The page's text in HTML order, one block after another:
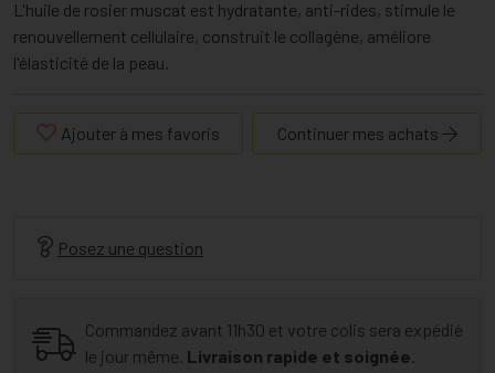
L'huile de rosier muscat est hydratante, anti-rides, stimule le
renouvellement cellulaire, construit le collagène, améliore
l'élasticité de la peau.
Ajouter à mes favoris Continuer mes achats
Posez une question
Commandez avant 11h30 et votre colis sera expédié
le jour même. Livraison rapide et soignée.